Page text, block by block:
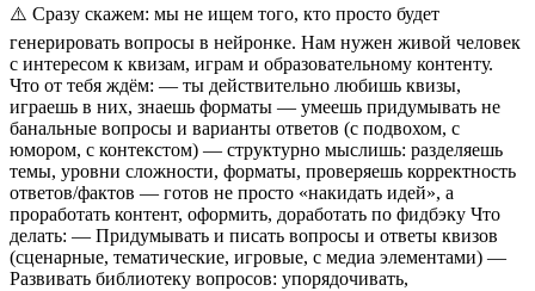
⚠️ Сразу скажем: мы не ищем того, кто просто будет
генерировать вопросы в нейронке. Нам нужен живой человек
с интересом к квизам, играм и образовательному контенту.
Что от тебя ждём: — ты действительно любишь квизы,
играешь в них, знаешь форматы — умеешь придумывать не
банальные вопросы и варианты ответов (с подвохом, с
юмором, с контекстом) — структурно мыслишь: разделяешь
темы, уровни сложности, форматы, проверяешь корректность
ответов/фактов — готов не просто «накидать идей», а
проработать контент, оформить, доработать по фидбэку Что
делать: — Придумывать и писать вопросы и ответы квизов
(сценарные, тематические, игровые, с медиа элементами) —
Развивать библиотеку вопросов: упорядочивать,